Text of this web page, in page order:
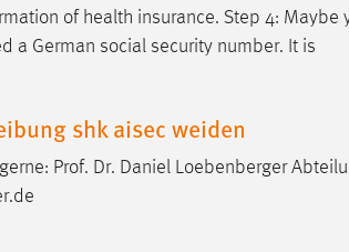
of health insurance. Step 4: Maybe
a German social security number. It is
shk aisec weiden
Prof. Dr. Daniel Loebenberger